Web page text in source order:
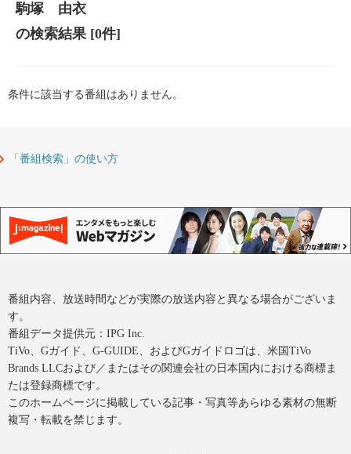
駒塚 由衣
の検索結果[0件]
条件に該当する番組はありません。
「番組検索」の使い方
番組内容、放送時間などが実際の放送内容と異なる場合がございま
す。
番組データ提供元：IPG Inc.
TiVo、Gガイド、G-GUIDE、およびGガイドロゴは、米国TiVo
Brands LLCおよび／またはその関連会社の日本国内における商標ま
たは登録商標です。
このホームページに掲載している記事・写真等あらゆる素材の無断
複写・転載を禁じます。